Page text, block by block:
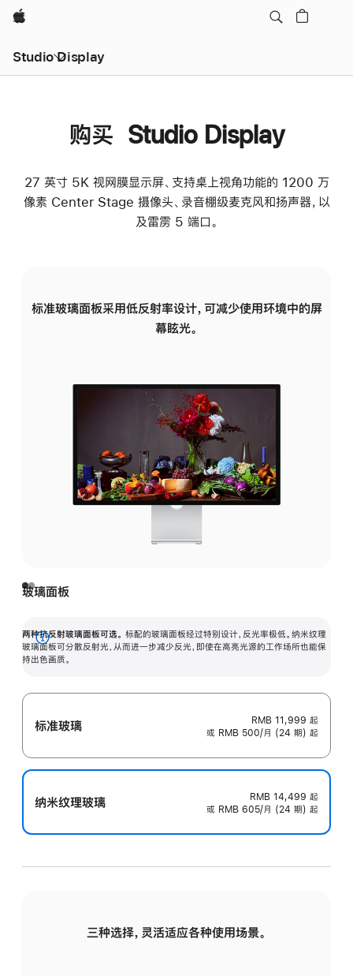
Apple
Studio Display
购买 Studio Display
27 英寸 5K 视网膜显示屏、支持桌上视角功能的 1200 万
像素 Center Stage 摄像头、录音棚级麦克风和扬声器，以
及雷雳 5 端口。
标准玻璃面板采用低反射率设计，可减少使用环境中的屏
幕眩光。
玻璃面板
两种抗反射玻璃面板可选。 标配的玻璃面板经过特别设计，反光率极低。纳米纹理
玻璃面板可分散反射光，从而进一步减少反光，即使在高亮光源的工作场所也能保
持出色画质。
展
开
标准玻璃 RMB 11,999 起
或 RMB 500/月 (24 期) 起
纳米纹理玻璃 RMB 14,499 起
或 RMB 605/月 (24 期) 起
三种选择，灵活适应各种使用场景。